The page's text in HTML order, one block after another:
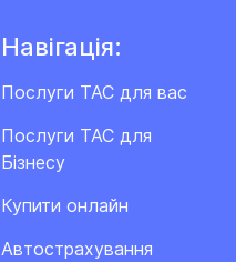
Навігація:
Послуги ТАС для вас
Послуги ТАС для
Бізнесу
Купити онлайн
Автострахування